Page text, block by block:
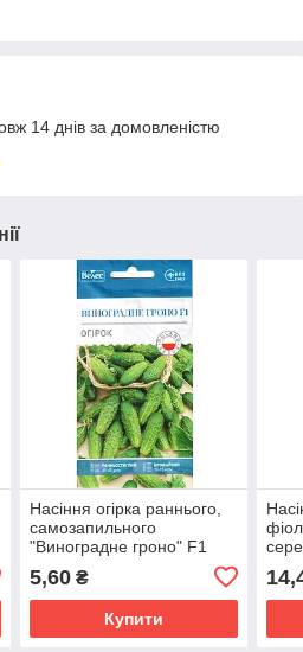
14 днів за домовленістю
Насіння огірка раннього,
самозапильного
"Виноградне гроно" F1
Україна
5,60₴
Купити
ТМ